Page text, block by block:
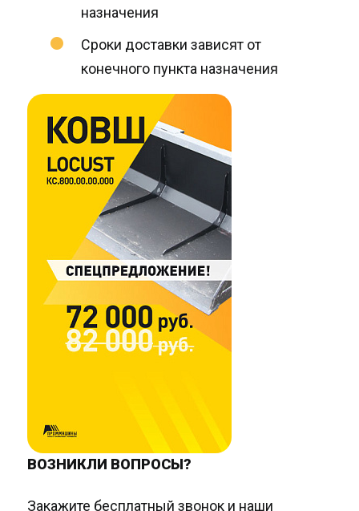
назначения
Сроки доставки зависят от
конечного пункта назначения
ВОЗНИКЛИ ВОПРОСЫ?
Закажите бесплатный звонок и наши